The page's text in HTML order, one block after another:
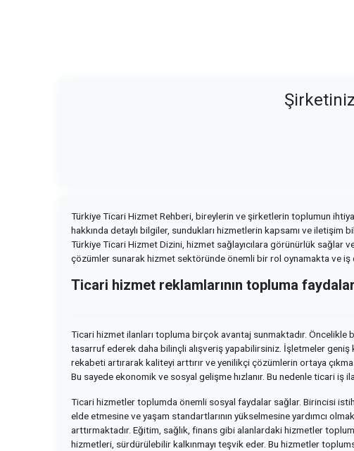
Türkiye Ticari Hizmet Rehberi, bireylerin ve şirketlerin toplumun
hakkında detaylı bilgiler, sundukları hizmetlerin kapsamı ve iletişim
Türkiye Ticari Hizmet Dizini, hizmet sağlayıcılara görünürlük sağlar
çözümler sunarak hizmet sektöründe önemli bir rol oynamakta ve iş
Ticari hizmet reklamlarının topluma
Ticari hizmet ilanları topluma birçok avantaj sunmaktadır. Öncelikle
tasarruf ederek daha bilinçli alışveriş yapabilirsiniz. İşletmeler geniş
rekabeti artırarak kaliteyi arttırır ve yenilikçi çözümlerin ortaya
Bu sayede ekonomik ve sosyal gelişme hızlanır. Bu nedenle ticari iş
Ticari hizmetler toplumda önemli sosyal faydalar sağlar. Birincisi
elde etmesine ve yaşam standartlarının yükselmesine yardımcı
arttırmaktadır. Eğitim, sağlık, finans gibi alanlardaki hizmetler
hizmetleri, sürdürülebilir kalkınmayı teşvik eder. Bu hizmetler